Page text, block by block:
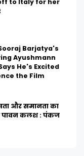
to Italy for her
Barjatya's
Ayushmann
He's Excited
the Film
और समानता का
पावन कलश : पंकज